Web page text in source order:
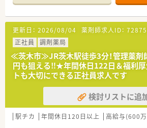
【店舗情報と応需状況について】
■阪急京都本線の茨木市駅から徒歩1分
日の通勤が非常に便利です。
■処方箋は1日平均260枚ほど応需して
多科目を扱います。
■薬剤師は13名在籍し常時5名から7名
手厚い人員配置です。
【求人情報について】
■年収は450万円から600万円の範囲で
給与を考慮して決定します。
■原則として店舗固定での勤務が可能
を伴う転勤の心配はありません。
更新日： 2026/08/04 薬剤師求人ID：
正社員
調剤薬局
≪茨木市≫JR茨木駅徒歩3分！管理薬
円も狙える‼★年間休日122日＆福利
トも大切にできる正社員求人です
検討リストに追
駅チカ 年間休日120日以上 高給与(600